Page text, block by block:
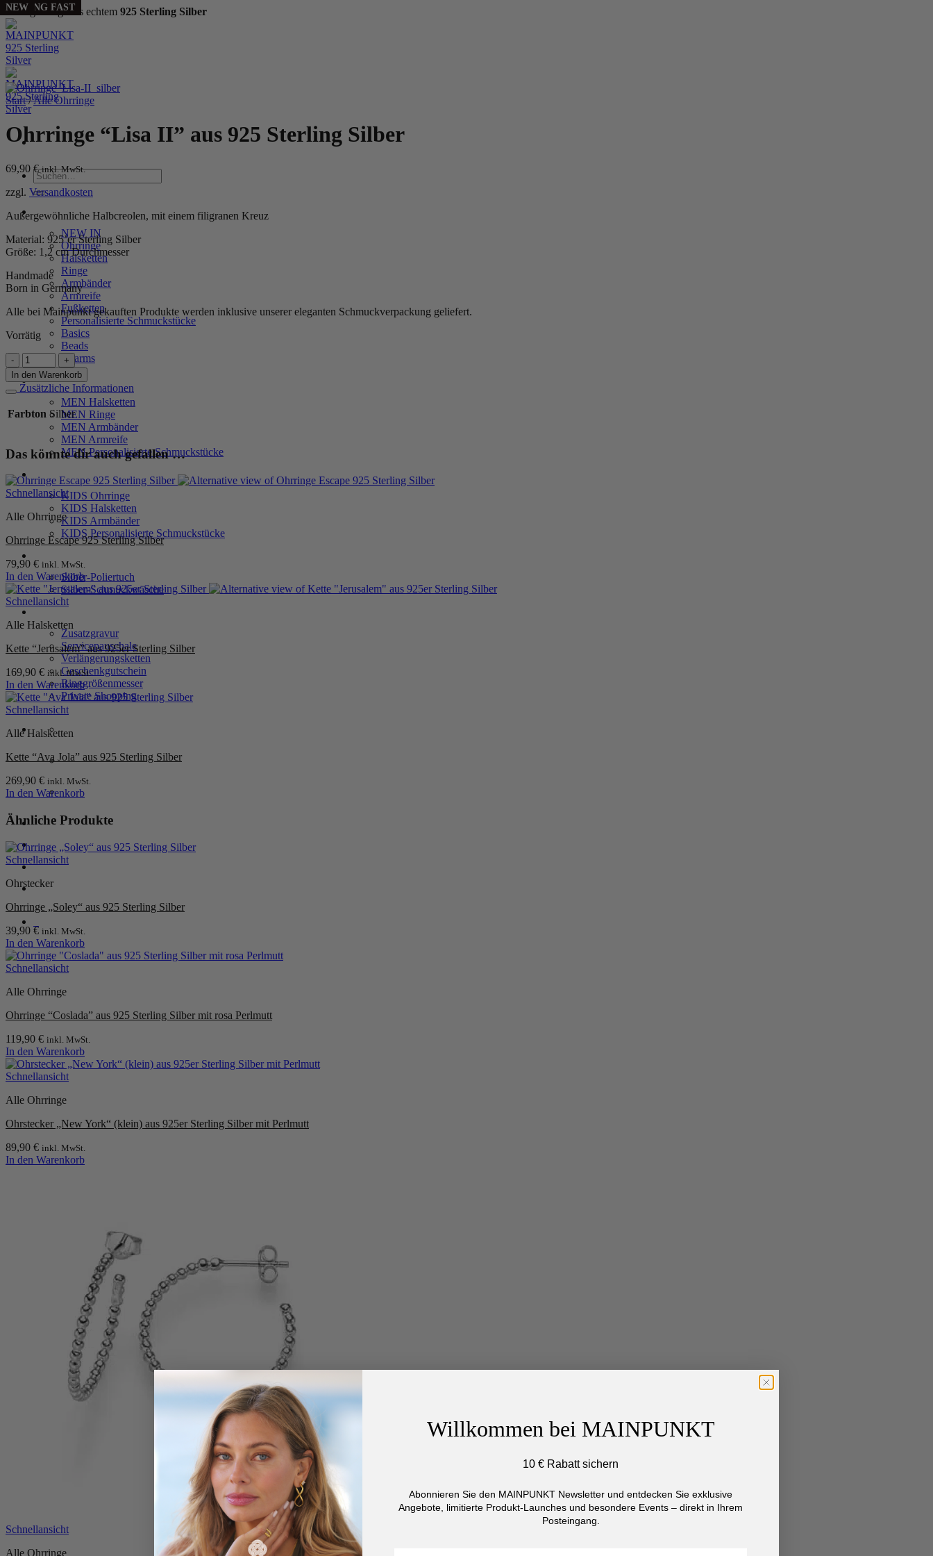
Handgefertigt aus echtem 925 Sterling Silber
Zum
Inhalt
springen
Suchen
nach:
WOMEN
NEW IN
Ohrringe
Halsketten
Ringe
Armbänder
Armreife
Fußketten
Personalisierte Schmuckstücke
Basics
Beads
Charms
MEN
MEN Halsketten
MEN Ringe
MEN Armbänder
MEN Armreife
MEN Personalisierte Schmuckstücke
KIDS
KIDS Ohrringe
KIDS Halsketten
KIDS Armbänder
KIDS Personalisierte Schmuckstücke
Silber-Poliertuch
Silber-Schmuckwäsche
Zusatzgravur
Servicepauschale
Verlängerungsketten
Geschenkgutschein
Ringgrößenmesser
Private Shopping
Anmelden / Registrieren
Warenkorb /
Start /Alle Ohrringe
Ohrringe “Lisa II” aus 925 Sterling Silber
69,90 € inkl. MwSt.
zzgl. Versandkosten
Außergewöhnliche Halbcreolen, mit einem filigranen Kreuz
Material: 925’er Sterling Silber
Größe: 1,2 cm Durchmesser
Handmade
Born in Germany
Alle bei Mainpunkt gekauften Produkte werden inklusive unserer eleganten Schmuckverpackung geliefert.
Vorrätig
Ohrringe
"Lisa
II"
aus
925
Sterling
Menge
In den Warenkorb
Zusätzliche Informationen
Farbton Silber
Das könnte dir auch gefallen …
SELLING FAST
Schnellansicht
Alle Ohrringe
Ohrringe Escape 925 Sterling Silber
79,90 € inkl. MwSt.
In den Warenkorb
Schnellansicht
Alle Halsketten
Kette “Jerusalem” aus 925er Sterling Silber
169,90 € inkl. MwSt.
In den Warenkorb
Schnellansicht
Alle Halsketten
Kette “Ava Jola” aus 925 Sterling Silber
269,90 € inkl. MwSt.
In den Warenkorb
Ähnliche Produkte
Schnellansicht
Ohrstecker
Ohrringe „Soley“ aus 925 Sterling Silber
39,90 € inkl. MwSt.
In den Warenkorb
Schnellansicht
Alle Ohrringe
Ohrringe “Coslada” aus 925 Sterling Silber mit rosa Perlmutt
119,90 € inkl. MwSt.
In den Warenkorb
Schnellansicht
Alle Ohrringe
Ohrstecker „New York“ (klein) aus 925er Sterling Silber mit Perlmutt
89,90 € inkl. MwSt.
In den Warenkorb
Schnellansicht
Alle Ohrringe
NEW
Willkommen bei MAINPUNKT
10 € Rabatt sichern
Abonnieren Sie den MAINPUNKT Newsletter und entdecken Sie exklusive
Angebote, limitierte Produkt-Launches und besondere Events – direkt in Ihrem
Posteingang.